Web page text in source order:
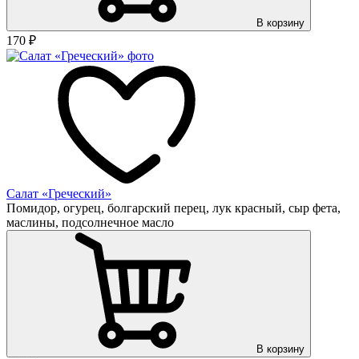
В корзину
170 ₽
Салат «Греческий»
Помидор, огурец, болгарский перец, лук красный, сыр фета,
маслины, подсолнечное масло
В корзину